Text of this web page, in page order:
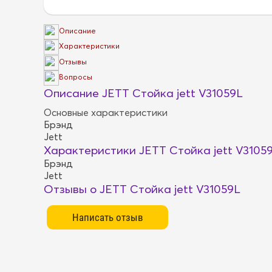
Описание
Характеристики
Отзывы
Вопросы
Описание JETT Стойка jett V31059L
Основные характеристики
Брэнд
Jett
Характеристики JETT Стойка jett
Брэнд
Jett
Отзывы о JETT Стойка jett V31059L